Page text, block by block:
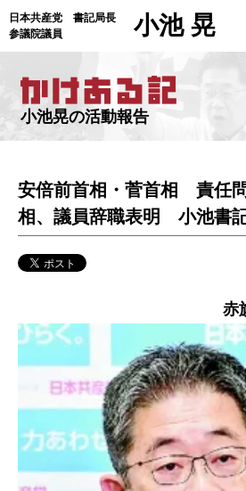
日本共産党 書記局長
参議院議員
小池 晃
小池晃の活動報告
安倍前首相・菅首相 責任
相、議員辞職表明 小池書
赤